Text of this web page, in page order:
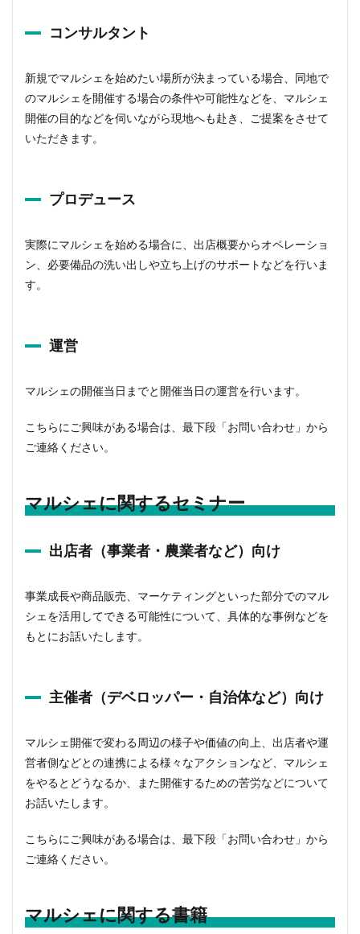
コンサルタント
新規でマルシェを始めたい場所が決まっている場合、同地で
のマルシェを開催する場合の条件や可能性などを、マルシェ
開催の目的などを伺いながら現地へも赴き、ご提案をさせて
いただきます。
プロデュース
実際にマルシェを始める場合に、出店概要からオペレーショ
ン、必要備品の洗い出しや立ち上げのサポートなどを行いま
す。
運営
マルシェの開催当日までと開催当日の運営を行います。
こちらにご興味がある場合は、最下段「お問い合わせ」から
ご連絡ください。
マルシェに関するセミナー
出店者（事業者・農業者など）向け
事業成長や商品販売、マーケティングといった部分でのマル
シェを活用してできる可能性について、具体的な事例などを
もとにお話いたします。
主催者（デベロッパー・自治体など）向け
マルシェ開催で変わる周辺の様子や価値の向上、出店者や運
営者側などとの連携による様々なアクションなど、マルシェ
をやるとどうなるか、また開催するための苦労などについて
お話いたします。
こちらにご興味がある場合は、最下段「お問い合わせ」から
ご連絡ください。
マルシェに関する書籍